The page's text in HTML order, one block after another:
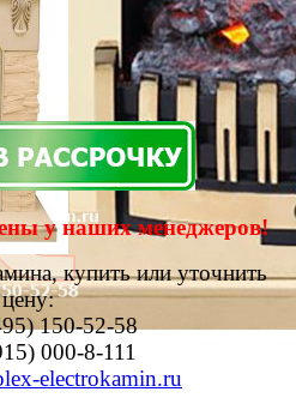
у наших менеджеров!
купить или уточнить
цену:
150-52-58
000-8-111
electrokamin.ru